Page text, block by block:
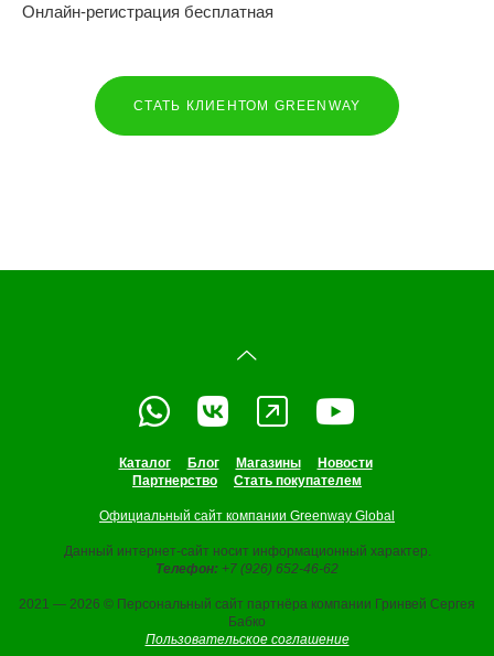
Онлайн-регистрация бесплатная
СТАТЬ КЛИЕНТОМ GREENWAY
Каталог Блог Магазины
Новости
Партнерство
Стать покупателем
Официальный сайт компании Greenway Global
Данный интернет-сайт носит информационный характер.
Телефон: +7 (926) 652-46-62
2021 — 2026 © Персональный сайт партнёра компании Гринвей Сергея
Бабко
Пользовательское соглашение